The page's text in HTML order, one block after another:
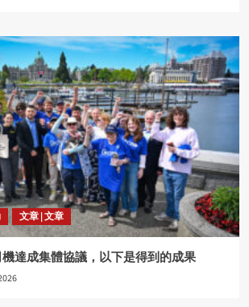
文章 | 文章
達成集體協議，以下是得到的成果